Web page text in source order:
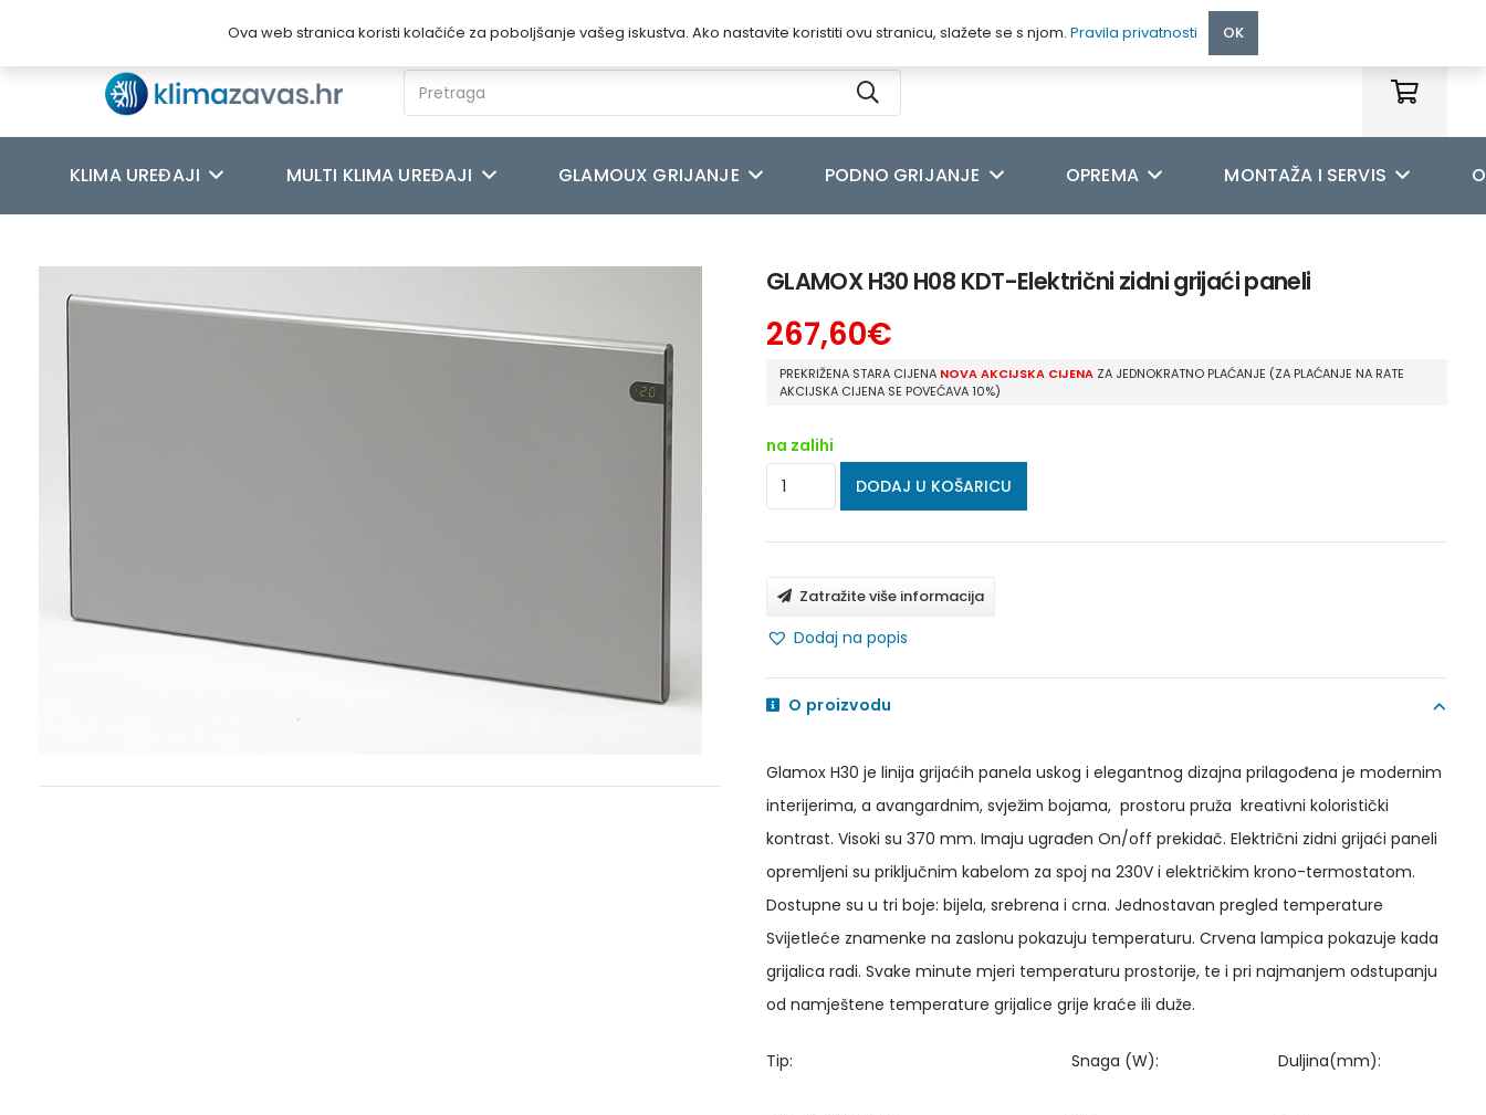
Kontakt
KLIMA UREĐAJI MULTI KLIMA UREĐAJI GLAMOUX GRIJANJE PODNO GRIJANJE OPREMA MONTAŽA I SERVIS
GLAMOX H30 H08 KDT-Električni zidni grijaći paneli
267,60€
PREKRIŽENA STARA CIJENA NOVA AKCIJSKA CIJENA ZA JEDNOKRATNO PLAĆANJE (ZA PLAĆANJE NA RATE
AKCIJSKA CIJENA SE POVEĆAVA 10%)
na zalihi
GLAMOX
H30
H08
Električni
zidni
grijaći
paneli
DODAJ U KOŠARICU
Zatražite više informacija
Dodaj na popis
O proizvodu
Glamox H30 je linija grijaćih panela uskog i elegantnog dizajna prilagođena je modernim
interijerima, a avangardnim, svježim bojama, prostoru pruža kreativni koloristički
kontrast. Visoki su 370 mm. Imaju ugrađen On/off prekidač. Električni zidni grijaći paneli
opremljeni su priključnim kabelom za spoj na 230V i električkim krono-termostatom.
Dostupne su u tri boje: bijela, srebrena i crna. Jednostavan pregled temperature
Svijetleće znamenke na zaslonu pokazuju temperaturu. Crvena lampica pokazuje kada
grijalica radi. Svake minute mjeri temperaturu prostorije, te i pri najmanjem odstupanju
od namještene temperature grijalice grije kraće ili duže.
Tip: Snaga (W): Duljina(mm):
Ova web stranica koristi kolačiće za poboljšanje vašeg iskustva. Ako nastavite koristiti ovu stranicu, slažete se s njom. Pravila privatnosti OK